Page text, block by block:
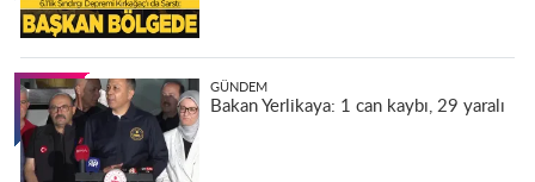
GÜNDEM
Bakan Yerlikaya: 1 can kaybı, 29 yaralı